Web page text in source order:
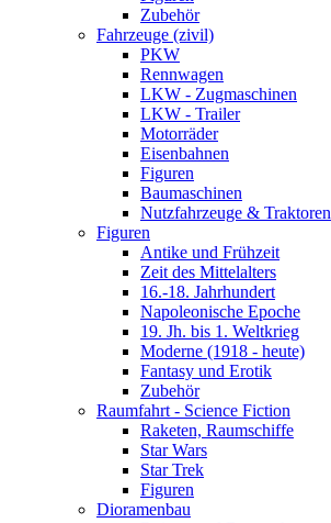
Zubehör
Fahrzeuge (zivil)
PKW
Rennwagen
LKW - Zugmaschinen
LKW - Trailer
Motorräder
Eisenbahnen
Figuren
Baumaschinen
Nutzfahrzeuge & Traktoren
Figuren
Antike und Frühzeit
Zeit des Mittelalters
16.-18. Jahrhundert
Napoleonische Epoche
19. Jh. bis 1. Weltkrieg
Moderne (1918 - heute)
Fantasy und Erotik
Zubehör
Raumfahrt - Science Fiction
Raketen, Raumschiffe
Star Wars
Star Trek
Figuren
Dioramenbau